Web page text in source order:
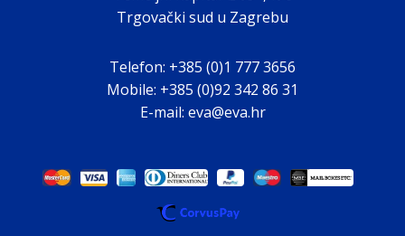
Trgovački sud u Zagrebu
Telefon: +385 (0)1 777 3656
Mobile: +385 (0)92 342 86 31
E-mail: eva@eva.hr